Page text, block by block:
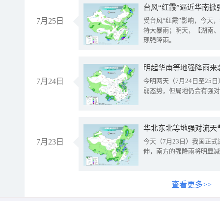
7月25日
台风“红霞”逼近华南
受台风“红霞”影响，今天
特大暴雨；明天，【湖南
现强降雨。
7月24日
明起华南等地强降雨
今明两天（7月24日至25
弱态势，但局地仍会有强
7月23日
华北东北等地强对流天
今天（7月23日）我国正
伸，南方的强降雨将明显
查看更多>>